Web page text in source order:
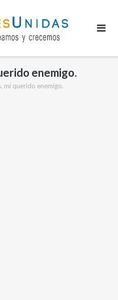
enemigo.
mi querido enemigo.